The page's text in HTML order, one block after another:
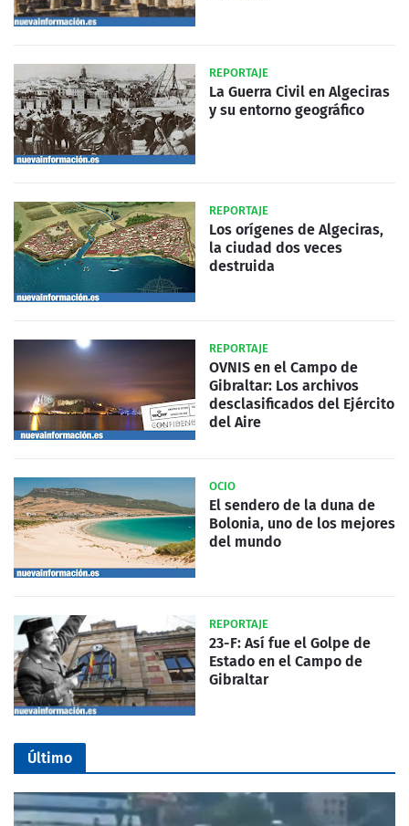
REPORTAJE
La Guerra Civil en Algeciras
y su entorno geográfico
REPORTAJE
Los orígenes de Algeciras,
la ciudad dos veces
destruida
REPORTAJE
OVNIS en el Campo de
Gibraltar: Los archivos
desclasificados del Ejército
del Aire
OCIO
El sendero de la duna de
Bolonia, uno de los mejores
del mundo
REPORTAJE
23-F: Así fue el Golpe de
Estado en el Campo de
Gibraltar
Último